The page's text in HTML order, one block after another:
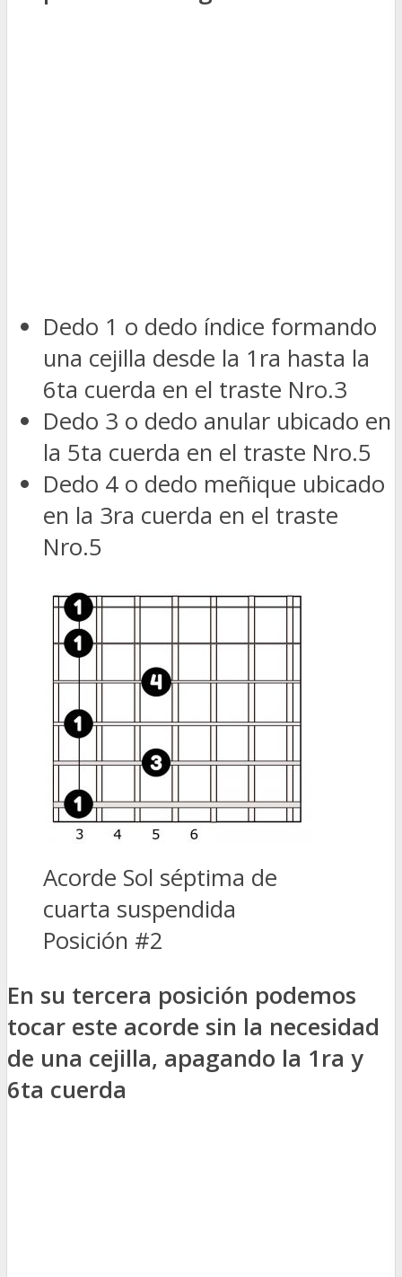
Dedo 1 o dedo índice formando
una cejilla desde la 1ra hasta la
6ta cuerda en el traste Nro.3
Dedo 3 o dedo anular ubicado en
la 5ta cuerda en el traste Nro.5
Dedo 4 o dedo meñique ubicado
en la 3ra cuerda en el traste
Nro.5
Acorde Sol séptima de
cuarta suspendida
Posición #2
En su tercera posición podemos
tocar este acorde sin la necesidad
de una cejilla, apagando la 1ra y
6ta cuerda